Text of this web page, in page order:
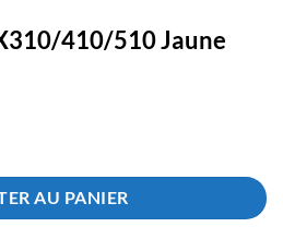
410/510 Jaune
410/510 Jaune
AU PANIER